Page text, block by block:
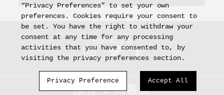
预订1 间客房
“Privacy Preferences” to set your own
preferences. Cookies require your consent to
be set. You have the right to withdraw your
consent at any time for any processing
activities that you have consented to, by
visiting the privacy preferences section.
Accept All
Privacy Preference